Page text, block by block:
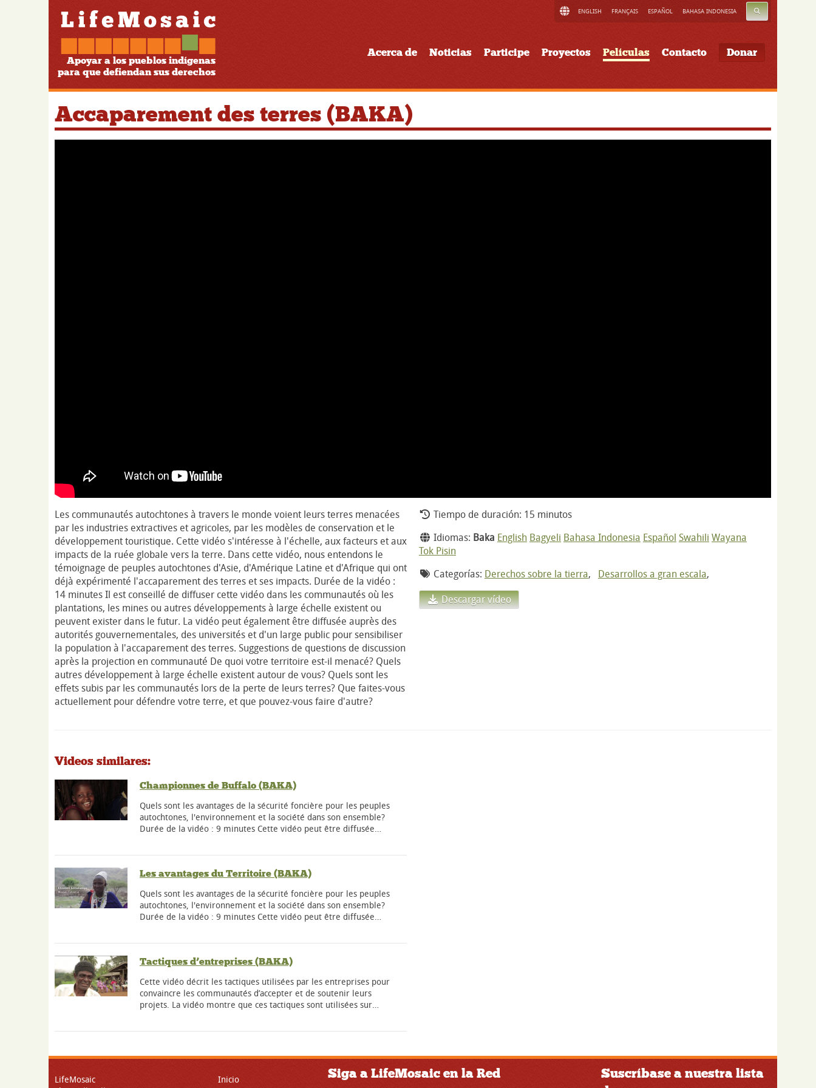
Apoyar a los pueblos indígenas
para que defiendan sus derechos
ENGLISH FRANÇAIS ESPAÑOL BAHASA INDONESIA BUSCAR
Acerca de Noticias Participe Proyectos Películas Contacto Donar
Accaparement des terres (BAKA)
Les communautés autochtones à travers le monde voient leurs terres menacées
par les industries extractives et agricoles, par les modèles de conservation et le
développement touristique. Cette vidéo s'intéresse à l'échelle, aux facteurs et aux
impacts de la ruée globale vers la terre. Dans cette vidéo, nous entendons le
témoignage de peuples autochtones d'Asie, d'Amérique Latine et d'Afrique qui ont
déjà expérimenté l'accaparement des terres et ses impacts. Durée de la vidéo :
14 minutes Il est conseillé de diffuser cette vidéo dans les communautés où les
plantations, les mines ou autres développements à large échelle existent ou
peuvent exister dans le futur. La vidéo peut également être diffusée auprès des
autorités gouvernementales, des universités et d'un large public pour sensibiliser
la population à l'accaparement des terres. Suggestions de questions de discussion
après la projection en communauté De quoi votre territoire est-il menacé? Quels
autres développement à large échelle existent autour de vous? Quels sont les
effets subis par les communautés lors de la perte de leurs terres? Que faites-vous
actuellement pour défendre votre terre, et que pouvez-vous faire d'autre?
Tiempo de duración: 15 minutos
Idiomas: Baka English Bagyeli Bahasa Indonesia Español Swahili Wayana
Tok Pisin
Categorías: Derechos sobre la tierra, Desarrollos a gran escala,
Descargar vídeo
Videos similares:
Championnes de Buffalo (BAKA)
Quels sont les avantages de la sécurité foncière pour les peuples
autochtones, l'environnement et la société dans son ensemble?
Durée de la vidéo : 9 minutes Cette vidéo peut être diffusée…
Les avantages du Territoire (BAKA)
Quels sont les avantages de la sécurité foncière pour les peuples
autochtones, l'environnement et la société dans son ensemble?
Durée de la vidéo : 9 minutes Cette vidéo peut être diffusée…
Tactiques d’entreprises (BAKA)
Cette vidéo décrit les tactiques utilisées par les entreprises pour
convaincre les communautés d’accepter et de soutenir leurs
projets. La vidéo montre que ces tactiques sont utilisées sur…
LifeMosaic
Inicio
Siga a LifeMosaic en la Red
Suscríbase a nuestra lista